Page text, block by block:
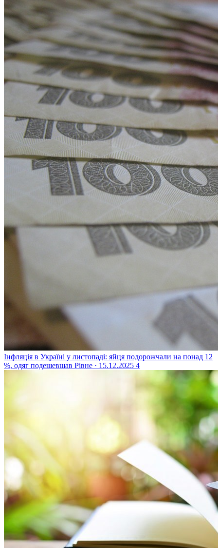
Інфляція в Україні у листопаді: яйця подорожчали на понад 12
%, одяг подешевшав Рівне · 15.12.2025 4